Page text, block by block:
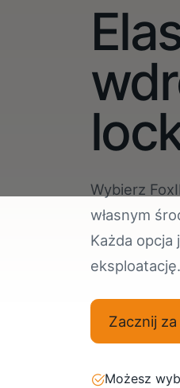
Wybierz
własnym
Każda
eksploatację.
Zacznij
Możesz